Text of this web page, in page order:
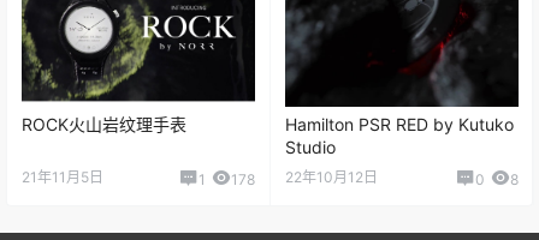
ROCK火山岩纹理手表
21年11月5日 1 178
Hamilton PSR RED by Kutuko
Studio
22年10月12日 0 8